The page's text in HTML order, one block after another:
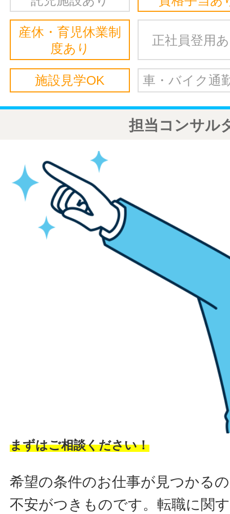
産休・育児休業制
度あり
正社員登用
施設見学OK 車・バイク通
担当コンサル
まずはご相談ください！
希望の条件のお仕事が見つかる
不安がつきものです。転職に関